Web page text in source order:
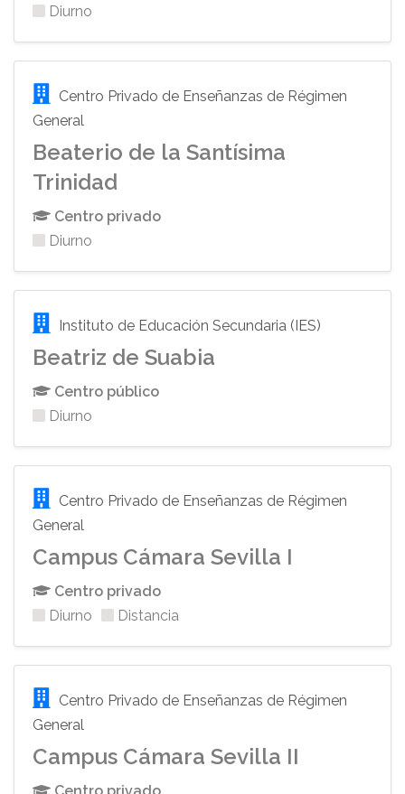
Diurno
Centro Privado de Enseñanzas de Régimen
General
Beaterio de la Santísima
Trinidad
Centro privado
Diurno
Instituto de Educación Secundaria (IES)
Beatriz de Suabia
Centro público
Diurno
Centro Privado de Enseñanzas de Régimen
General
Campus Cámara Sevilla I
Centro privado
Diurno
Distancia
Centro Privado de Enseñanzas de Régimen
General
Campus Cámara Sevilla II